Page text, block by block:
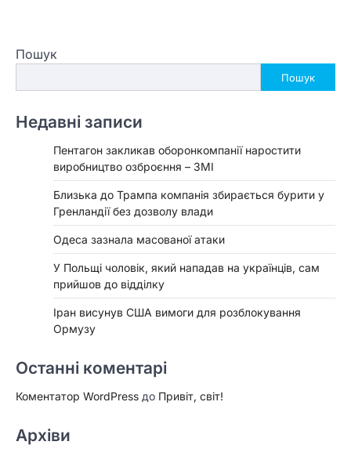
Пошук
Пошук
Недавні записи
Пентагон закликав оборонкомпанії наростити
виробництво озброєння – ЗМІ
Близька до Трампа компанія збирається бурити у
Гренландії без дозволу влади
Одеса зазнала масованої атаки
У Польщі чоловік, який нападав на українців, сам
прийшов до відділку
Іран висунув США вимоги для розблокування
Ормузу
Останні коментарі
Коментатор WordPress до Привіт, світ!
Архіви